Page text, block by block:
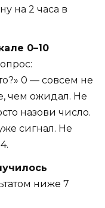
на 2 часа в
0–10
0 — совсем не
чем ожидал. Не
назови число.
сигнал. Не
ниже 7